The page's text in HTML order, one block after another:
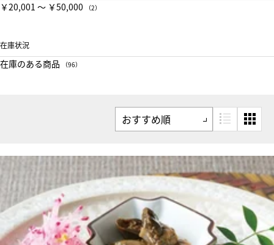
￥20,001 〜 ￥50,000 （2）
在庫状況
在庫のある商品 （96）